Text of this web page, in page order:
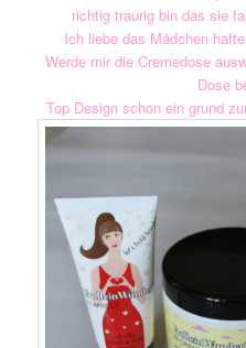
richtig traurig bin das sie
Ich liebe das Mädchen
Werde mir die Cremedose
Dose
Top Design schon ein grund